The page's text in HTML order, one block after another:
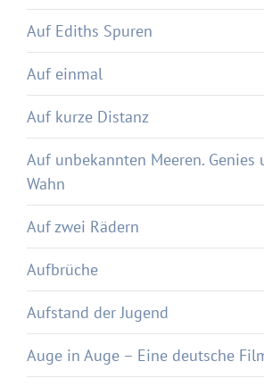
Auf Ediths Spuren
Auf einmal
Auf kurze Distanz
Auf unbekannten Meeren.
Wahn
Auf zwei Rädern
Aufbrüche
Aufstand der Jugend
Auge in Auge – Eine deutsche